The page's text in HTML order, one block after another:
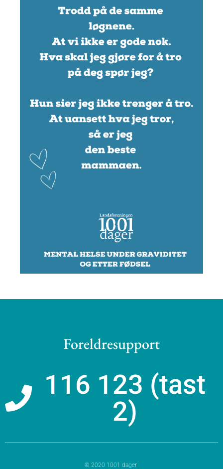
Foreldresupport
116 123 (tast
2)
© 2020 1001 dager